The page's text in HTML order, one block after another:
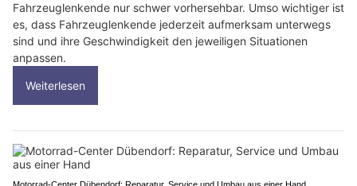
Fahrzeuglenkende nur schwer vorhersehbar. Umso wichtiger ist
es, dass Fahrzeuglenkende jederzeit aufmerksam unterwegs
sind und ihre Geschwindigkeit den jeweiligen Situationen
anpassen.
Weiterlesen